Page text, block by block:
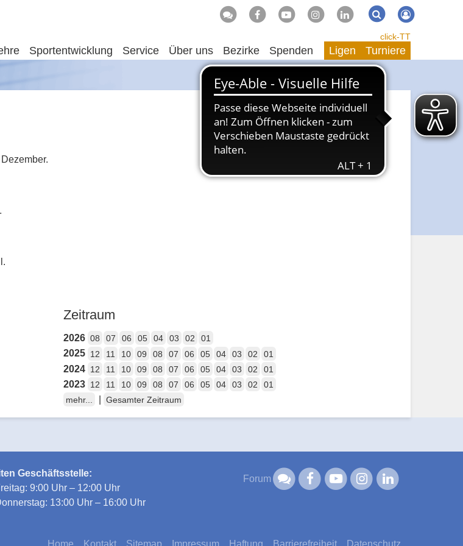
Suche Suchen
Sportentwicklung Service Über uns Bezirke Spenden
click-TT
Ligen Turniere
Zeitraum
2026 08 07 06 05 04 03 02 01
2025 12 11 10 09 08 07 06 05 04 03 02 01
2024 12 11 10 09 08 07 06 05 04 03 02 01
2023 12 11 10 09 08 07 06 05 04 03 02
01
mehr...
Gesamter Zeitraum
Geschäftsstelle:
9:00 Uhr – 12:00 Uhr
13:00 Uhr – 16:00 Uhr
Forum